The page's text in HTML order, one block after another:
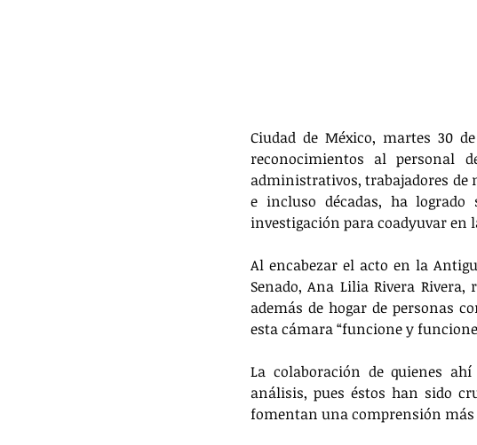
Ciudad de México, martes 30
reconocimientos al personal
administrativos, trabajadores
e incluso décadas, ha
investigación para coadyuvar en
Al encabezar el acto en la
Senado, Ana Lilia Rivera Rivera,
además de hogar de personas
esta cámara “funcione y
La colaboración de quienes
análisis, pues éstos han sido
fomentan una comprensión más